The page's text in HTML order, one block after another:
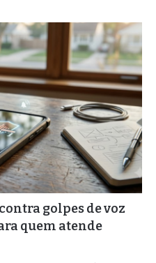
golpes de voz
quem atende